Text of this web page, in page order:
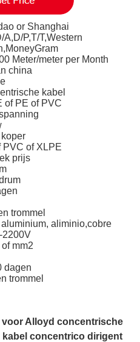
or Shanghai
A,D/P,T/T,Western
Meter/meter per Month
china
kabel
of PE of PVC
PVC of XLPE
prijs
trommel
aliminio,cobre
2200V
mm2
dagen
trommel
Alloyd concentrische
kabel concentrico dirigent